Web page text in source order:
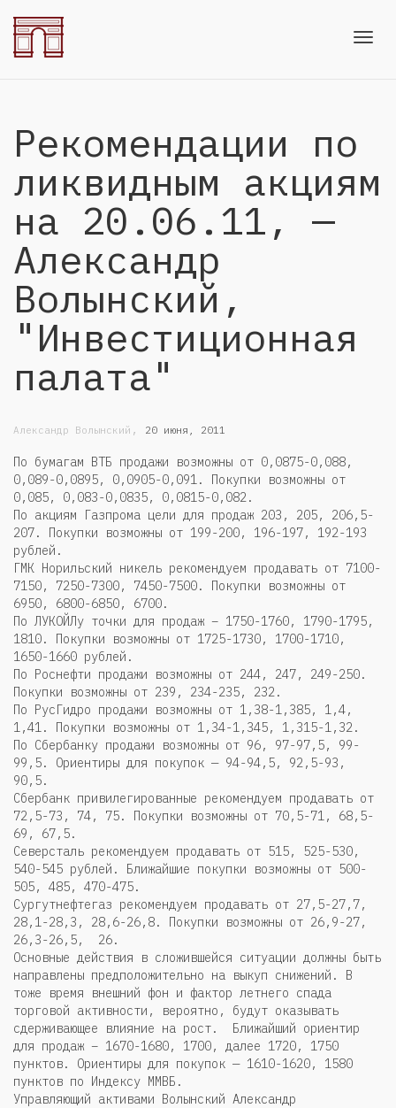
Рекомендации по
ликвидным акциям
на 20.06.11, —
Александр
Волынский,
"Инвестиционная
палата"
Александр Волынский , 20 июня, 2011
По бумагам ВТБ продажи возможны от 0,0875-0,088,
0,089-0,0895, 0,0905-0,091. Покупки возможны от
0,085, 0,083-0,0835, 0,0815-0,082.
По акциям Газпрома цели для продаж 203, 205, 206,5-
207. Покупки возможны от 199-200, 196-197, 192-193
рублей.
ГМК Норильский никель рекомендуем продавать от 7100-
7150, 7250-7300, 7450-7500. Покупки возможны от
6950, 6800-6850, 6700.
По ЛУКОЙЛу точки для продаж – 1750-1760, 1790-1795,
1810. Покупки возможны от 1725-1730, 1700-1710,
1650-1660 рублей.
По Роснефти продажи возможны от 244, 247, 249-250.
Покупки возможны от 239, 234-235, 232.
По РусГидро продажи возможны от 1,38-1,385, 1,4,
1,41. Покупки возможны от 1,34-1,345, 1,315-1,32.
По Сбербанку продажи возможны от 96, 97-97,5, 99-
99,5. Ориентиры для покупок — 94-94,5, 92,5-93,
90,5.
Сбербанк привилегированные рекомендуем продавать от
72,5-73, 74, 75. Покупки возможны от 70,5-71, 68,5-
69, 67,5.
Северсталь рекомендуем продавать от 515, 525-530,
540-545 рублей. Ближайшие покупки возможны от 500-
505, 485, 470-475.
Сургутнефтегаз рекомендуем продавать от 27,5-27,7,
28,1-28,3, 28,6-26,8. Покупки возможны от 26,9-27,
26,3-26,5, 26.
Основные действия в сложившейся ситуации должны быть
направлены предположительно на выкуп снижений. В
тоже время внешний фон и фактор летнего спада
торговой активности, вероятно, будут оказывать
сдерживающее влияние на рост. Ближайший ориентир
для продаж – 1670-1680, 1700, далее 1720, 1750
пунктов. Ориентиры для покупок — 1610-1620, 1580
пунктов по Индексу ММВБ.
Управляющий активами Волынский Александр